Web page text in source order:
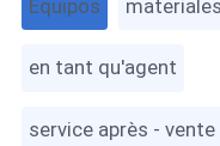
Equipos
en tant qu'agent
service après -